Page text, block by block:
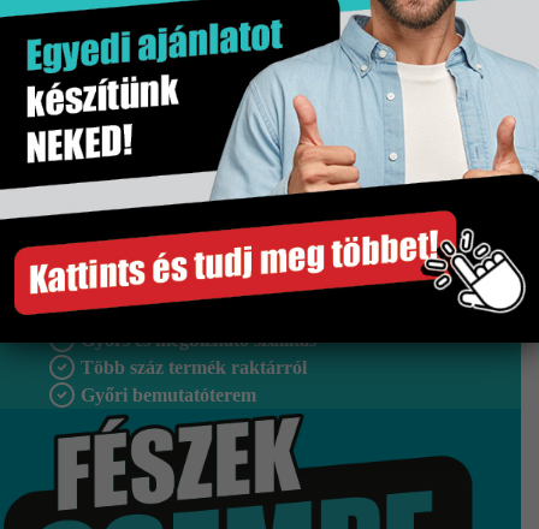
Fém hatás
Kiszerelés 1.42 m2
Mennyiségi egység m2
600×600 mm
Tipus Padlólap
Szakértő segítség
Gyors és megbízható szállítás
Több száz termék raktárról
Győri bemutatóterem